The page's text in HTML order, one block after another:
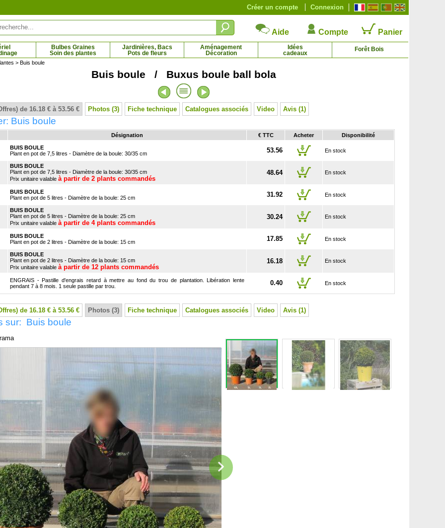
Connexion
Créer un compte
Aide Compte Panier
Bulbes Graines
Soin des plantes
Jardinières, Bacs
Pots de fleurs
Aménagement
Décoration
Idées
cadeaux
Forêt Bois
Citron vert, Citronnier vert
> Buis boule
Buis boule / Buxus boule ball bola
de 16.18 € à 53.56 € Photos (3) Fiche technique Catalogues associés Video Avis (1)
Buis boule
Désignation € TTC Acheter Disponibilité
BUIS BOULE
Plant en pot de 7,5 litres - Diamètre de la boule: 30/35 cm
53.56 En stock
BUIS BOULE
Plant en pot de 7,5 litres - Diamètre de la boule: 30/35 cm
Prix unitaire valable à partir de 2 plants commandés
48.64 En stock
BUIS BOULE
Plant en pot de 5 litres - Diamètre de la boule: 25 cm
31.92 En stock
BUIS BOULE
Plant en pot de 5 litres - Diamètre de la boule: 25 cm
Prix unitaire valable à partir de 4 plants commandés
30.24 En stock
BUIS BOULE
Plant en pot de 2 litres - Diamètre de la boule: 15 cm
17.85 En stock
BUIS BOULE
Plant en pot de 2 litres - Diamètre de la boule: 15 cm
Prix unitaire valable à partir de 12 plants commandés
16.18 En stock
ENGRAIS - Pastille d'engrais retard à mettre au fond du trou de plantation. Libération lente
pendant 7 à 8 mois. 1 seule pastille par trou.
0.40 En stock
de 16.18 € à 53.56 € Photos (3) Fiche technique Catalogues associés Video Avis (1)
sur: Buis boule